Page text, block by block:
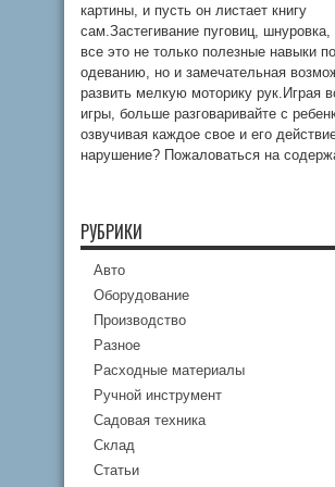
картины, и пусть он листает книгу
сам.Застегивание пуговиц, шнуровка,
все это не только полезные навыки по
одеванию, но и замечательная
развить мелкую моторику рук.Играя
игры, больше разговаривайте с
озвучивая каждое свое и его
нарушение? Пожаловаться на
РУБРИКИ
Авто
Оборудование
Производство
Разное
Расходные материалы
Ручной инструмент
Садовая техника
Склад
Статьи